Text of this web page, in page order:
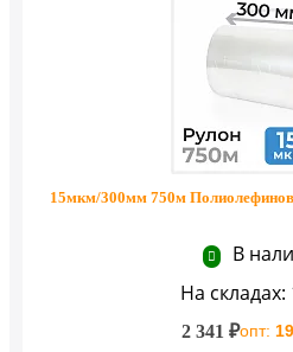
15мкм/300мм 750м
В
На
2 341 ₽опт: